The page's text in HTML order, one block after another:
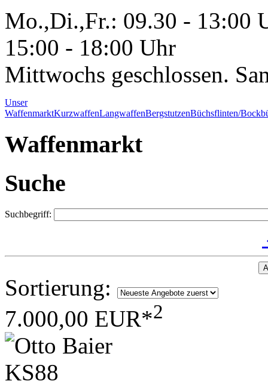
Mo.,Di.,Fr.: 09.30 - 13:00
15:00 - 18:00 Uhr
Mittwochs geschlossen.
Unser
WaffenmarktKurzwaffenLangwaffenBergstutzenBüchsflinten/
Waffenmarkt
Suche
Suchbegriff:
Sortierung:
7.000,00 EUR*2